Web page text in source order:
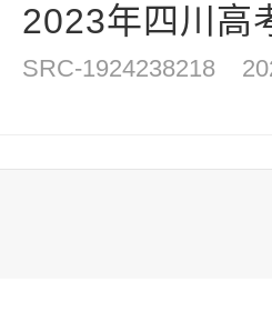
2023年四川高
SRC-1924238218